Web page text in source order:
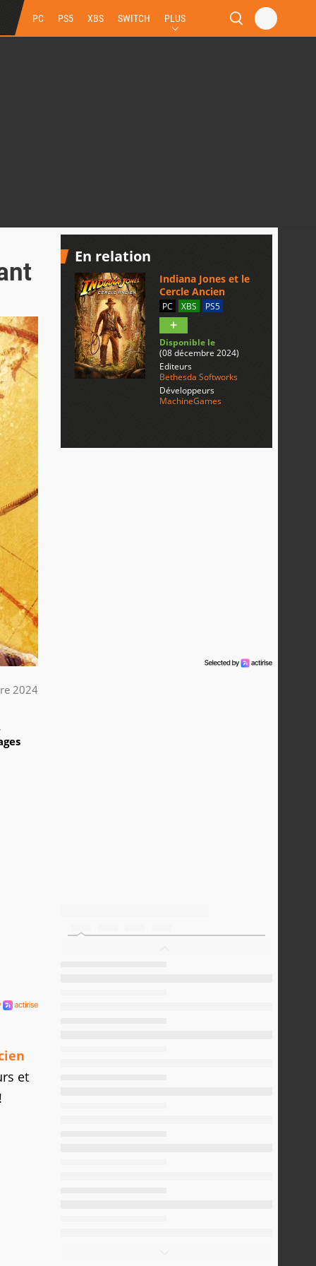
PC PS5 XBS SWITCH PLUS
2024
et
En relation
Indiana Jones et le
Cercle Ancien
PC XBS PS5
Disponible le
(08 décembre 2024)
Editeurs
Bethesda Softworks
Développeurs
MachineGames